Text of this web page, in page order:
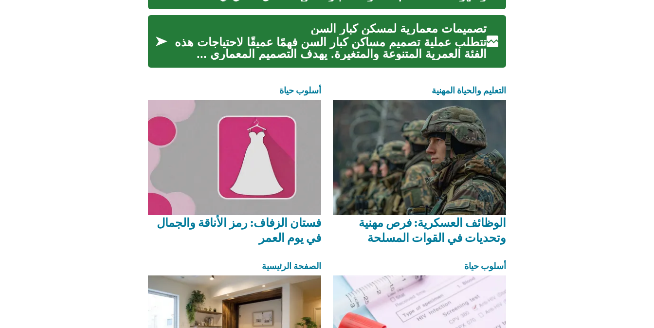
تصميمات معمارية لمسكن كبار السن
تتطلب عملية تصميم مساكن كبار السن فهمًا عميقًا لاحتياجات هذه
الفئة العمرية المتنوعة والمتغيرة. يهدف التصميم المعماري ...
التعليم والحياة المهنية
الوظائف العسكرية: فرص مهنية
وتحديات في القوات المسلحة
أسلوب حياة
فستان الزفاف: رمز الأناقة والجمال
في يوم العمر
أسلوب حياة الصفحة الرئيسية